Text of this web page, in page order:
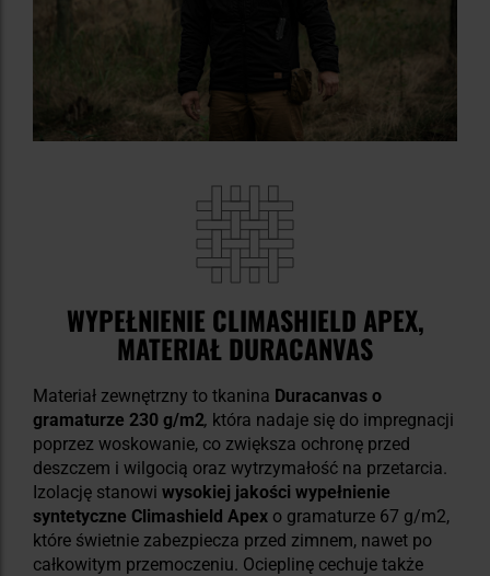
WYPEŁNIENIE CLIMASHIELD APEX,
MATERIAŁ DURACANVAS
Materiał zewnętrzny to tkanina Duracanvas o
gramaturze 230 g/m2, która nadaje się do impregnacji
poprzez woskowanie, co zwiększa ochronę przed
deszczem i wilgocią oraz wytrzymałość na przetarcia.
Izolację stanowi wysokiej jakości wypełnienie
syntetyczne Climashield Apex o gramaturze 67 g/m2,
które świetnie zabezpiecza przed zimnem, nawet po
całkowitym przemoczeniu. Ocieplinę cechuje także